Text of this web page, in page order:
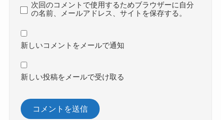
次回のコメントで使用するためブラウザーに自分
の名前、メールアドレス、サイトを保存する。
新しいコメントをメールで通知
新しい投稿をメールで受け取る